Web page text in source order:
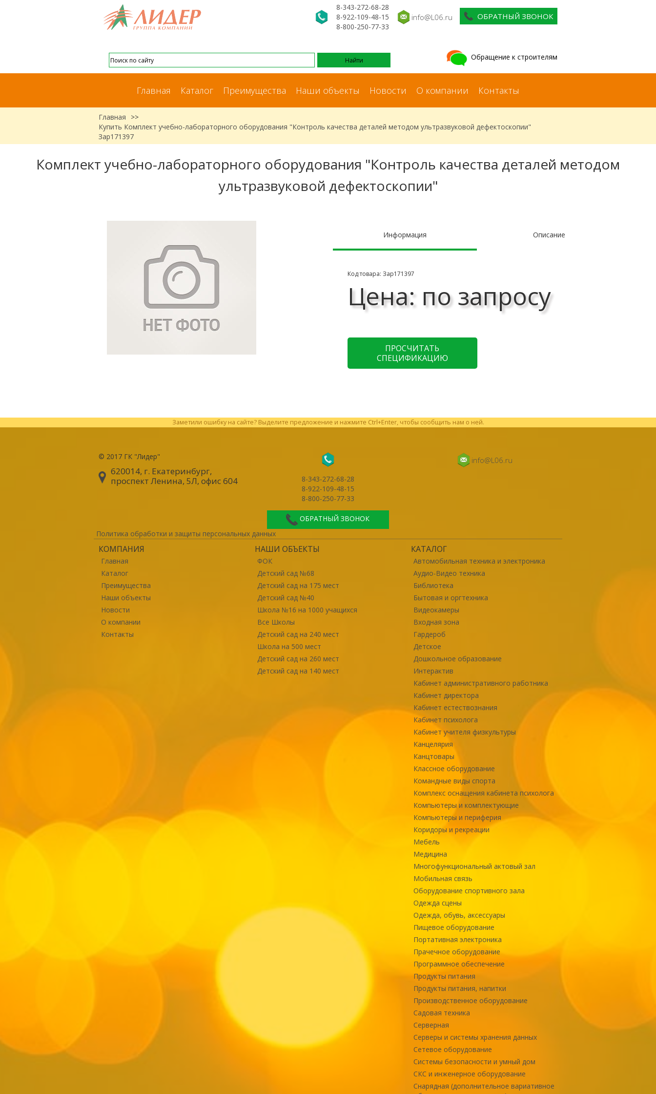
8-343-272-68-28
8-922-109-48-15
8-800-250-77-33
info@L06.ru ОБРАТНЫЙ ЗВОНОК
Обращение к строителям
Главная Каталог Преимущества Наши объекты Новости О компании Контакты
Главная
>>
Купить Комплект учебно-лабораторного оборудования "Контроль качества деталей методом ультразвуковой дефектоскопии"
Зар171397
Комплект учебно-лабораторного оборудования "Контроль качества деталей методом
ультразвуковой дефектоскопии"
Информация Описание
Код товара: Зар171397
Цена: по запросу
ПРОСЧИТАТЬ
СПЕЦИФИКАЦИЮ
Заметили ошибку на сайте? Выделите предложение и нажмите Ctrl+Enter, чтобы сообщить нам о ней.
© 2017 ГК "Лидер"
620014, г. Екатеринбург,
проспект Ленина, 5Л, офис 604
8-343-272-68-28
8-922-109-48-15
8-800-250-77-33
ОБРАТНЫЙ ЗВОНОК
info@L06.ru
Политика обработки и защиты персональных данных
КОМПАНИЯ
Главная
Каталог
Преимущества
Наши объекты
Новости
О компании
Контакты
НАШИ ОБЪЕКТЫ
ФОК
Детский сад №68
Детский сад на 175 мест
Детский сад №40
Школа №16 на 1000 учащихся
Все Школы
Детский сад на 240 мест
Школа на 500 мест
Детский сад на 260 мест
Детский сад на 140 мест
КАТАЛОГ
Автомобильная техника и электроника
Аудио-Видео техника
Библиотека
Бытовая и оргтехника
Видеокамеры
Входная зона
Гардероб
Детское
Дошкольное образование
Интерактив
Кабинет административного работника
Кабинет директора
Кабинет естествознания
Кабинет психолога
Кабинет учителя физкультуры
Канцелярия
Канцтовары
Классное оборудование
Командные виды спорта
Комплекс оснащения кабинета психолога
Компьютеры и комплектующие
Компьютеры и периферия
Коридоры и рекреации
Мебель
Медицина
Многофункциональный актовый зал
Мобильная связь
Оборудование спортивного зала
Одежда сцены
Одежда, обувь, аксессуары
Пищевое оборудование
Портативная электроника
Прачечное оборудование
Программное обеспечение
Продукты питания
Продукты питания, напитки
Производственное оборудование
Садовая техника
Серверная
Серверы и системы хранения данных
Сетевое оборудование
Системы безопасности и умный дом
СКС и инженерное оборудование
Снарядная (дополнительное вариативное